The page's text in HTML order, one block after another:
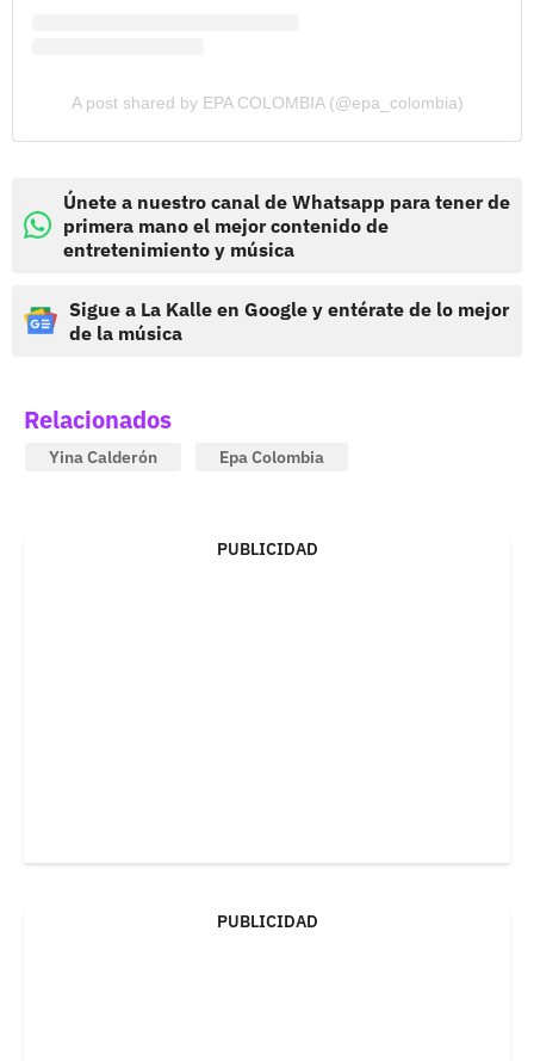
A post shared by EPA COLOMBIA (@epa_colombia)
Únete a nuestro canal de Whatsapp para tener de
primera mano el mejor contenido de
entretenimiento y música
Sigue a La Kalle en Google y entérate de lo mejor
de la música
Relacionados
Yina Calderón Epa Colombia
PUBLICIDAD
PUBLICIDAD